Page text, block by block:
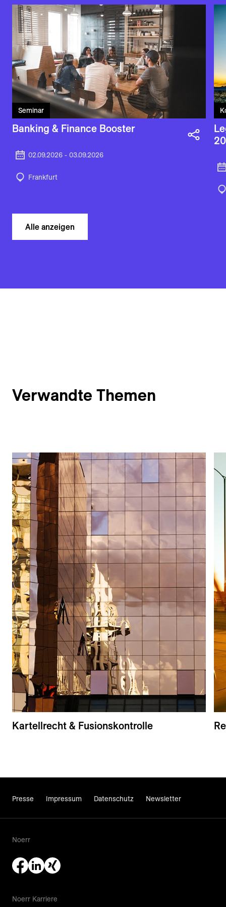
Seminar
Banking & Finance Booster
02.09.2026 - 03.09.2026
Frankfurt
Alle anzeigen
Verwandte Themen
Kartellrecht & Fusionskontrolle
Presse Impressum Datenschutz Newsletter
Noerr
Noerr Karriere